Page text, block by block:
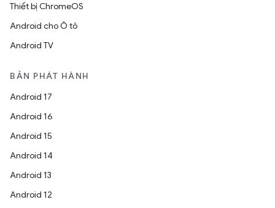
Thiết bị ChromeOS
Android cho Ô tô
Android TV
BẢN PHÁT HÀNH
Android 17
Android 16
Android 15
Android 14
Android 13
Android 12